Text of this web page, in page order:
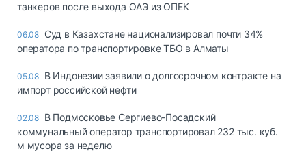
танкеров после выхода ОАЭ из ОПЕК
06.08 Суд в Казахстане национализировал почти 34%
оператора по транспортировке ТБО в Алматы
05.08 В Индонезии заявили о долгосрочном контракте на
импорт российской нефти
02.08 В Подмосковье Сергиево-Посадский
коммунальный оператор транспортировал 232 тыс. куб.
м мусора за неделю